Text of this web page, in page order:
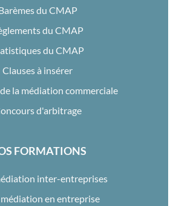
du CMAP
du CMAP
du CMAP
Clauses à insérer
la médiation commerciale
d'arbitrage
FORMATIONS
inter-entreprises
médiation en entreprise